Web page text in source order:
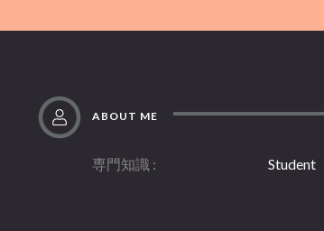
ABOUT ME
専門知識 Student